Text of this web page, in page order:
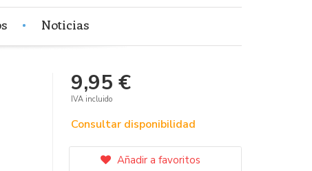
Noticias
9,95 €
IVA incluido
Consultar disponibilidad
Añadir a favoritos